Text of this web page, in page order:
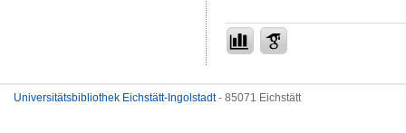
Universitätsbibliothek Eichstätt-Ingolstadt- 85071 Eichstätt